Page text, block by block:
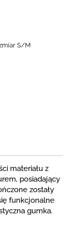
S/M
materiału z
posiadający
zostały
funkcjonalne
gumka.